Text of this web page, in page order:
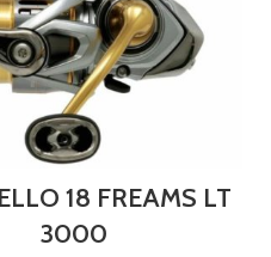
18 FREAMS LT
3000